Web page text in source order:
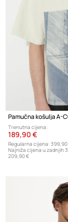
Trenutna cijena:
189,90 €
Regularna cijena:
Najniža cijena u zadnjih
209,90 €